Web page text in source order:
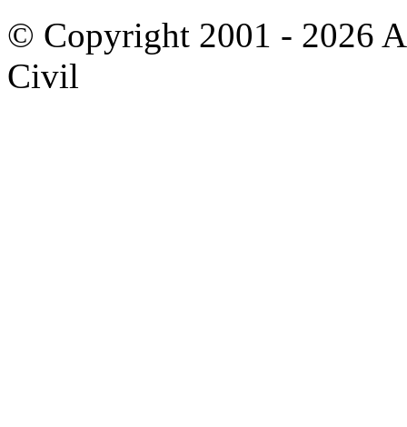
© Copyright 2001 - 2026
Civil